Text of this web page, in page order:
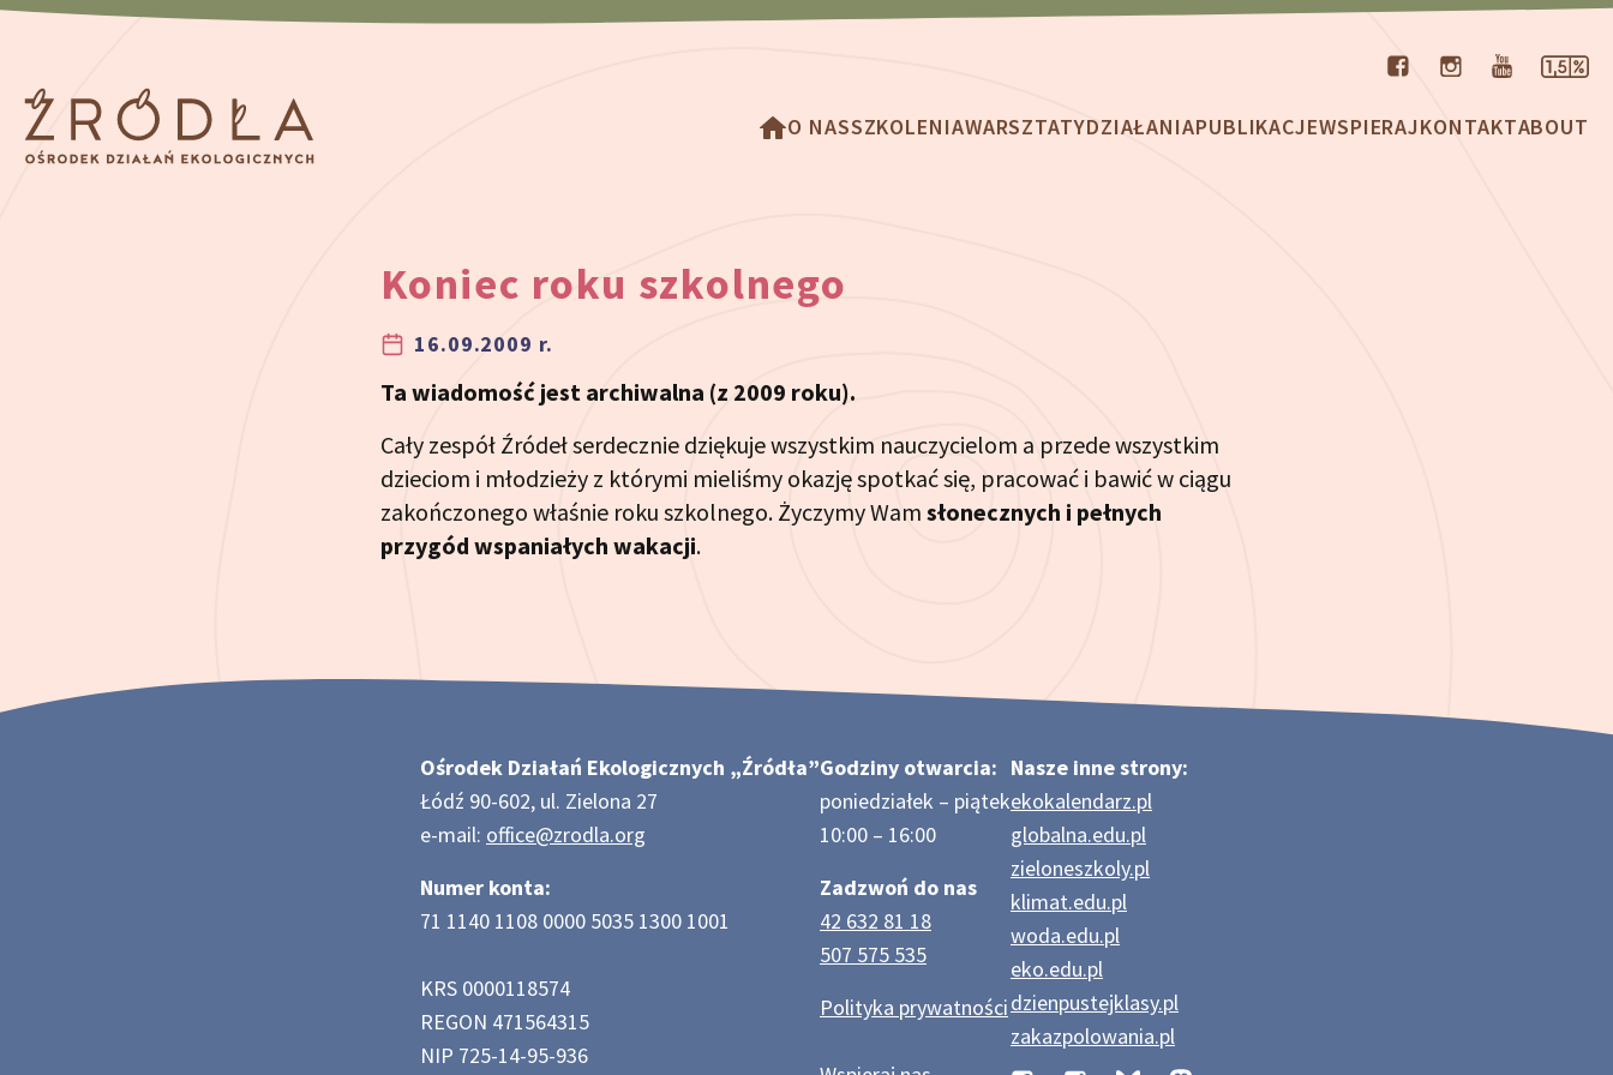
Przeskocz do treści
O NASSZKOLENIAWARSZTATYDZIAŁANIAPUBLIKACJEWSPIERAJKONTAKTABOUT
Koniec roku szkolnego
16.09.2009 r.
Ta wiadomość jest archiwalna (z 2009 roku).
Cały zespół Źródeł serdecznie dziękuje wszystkim nauczycielom a przede wszystkim
dzieciom i młodzieży z którymi mieliśmy okazję spotkać się, pracować i bawić w ciągu
zakończonego właśnie roku szkolnego. Życzymy Wam słonecznych i pełnych
przygód wspaniałych wakacji.
Ośrodek Działań Ekologicznych „Źródła”
Łódź 90-602, ul. Zielona 27
e-mail: office@zrodla.org
Numer konta:
71 1140 1108 0000 5035 1300 1001
KRS 0000118574
REGON 471564315
NIP 725-14-95-936
Godziny otwarcia:
poniedziałek – piątek
10:00 – 16:00
Zadzwoń do nas
42 632 81 18
507 575 535
Polityka prywatności
Nasze inne strony:
ekokalendarz.pl
globalna.edu.pl
zieloneszkoly.pl
klimat.edu.pl
woda.edu.pl
eko.edu.pl
dzienpustejklasy.pl
zakazpolowania.pl